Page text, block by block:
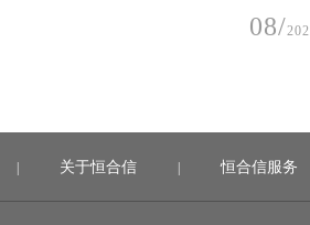
装材料入场至完成安装时间）。
年11月1日
08/
关于恒合信 恒合信服务